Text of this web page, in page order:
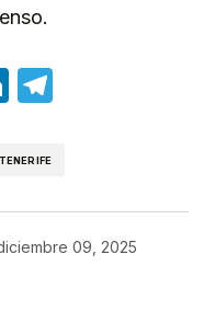
LinkedIn
TENERIFE
09, 2025